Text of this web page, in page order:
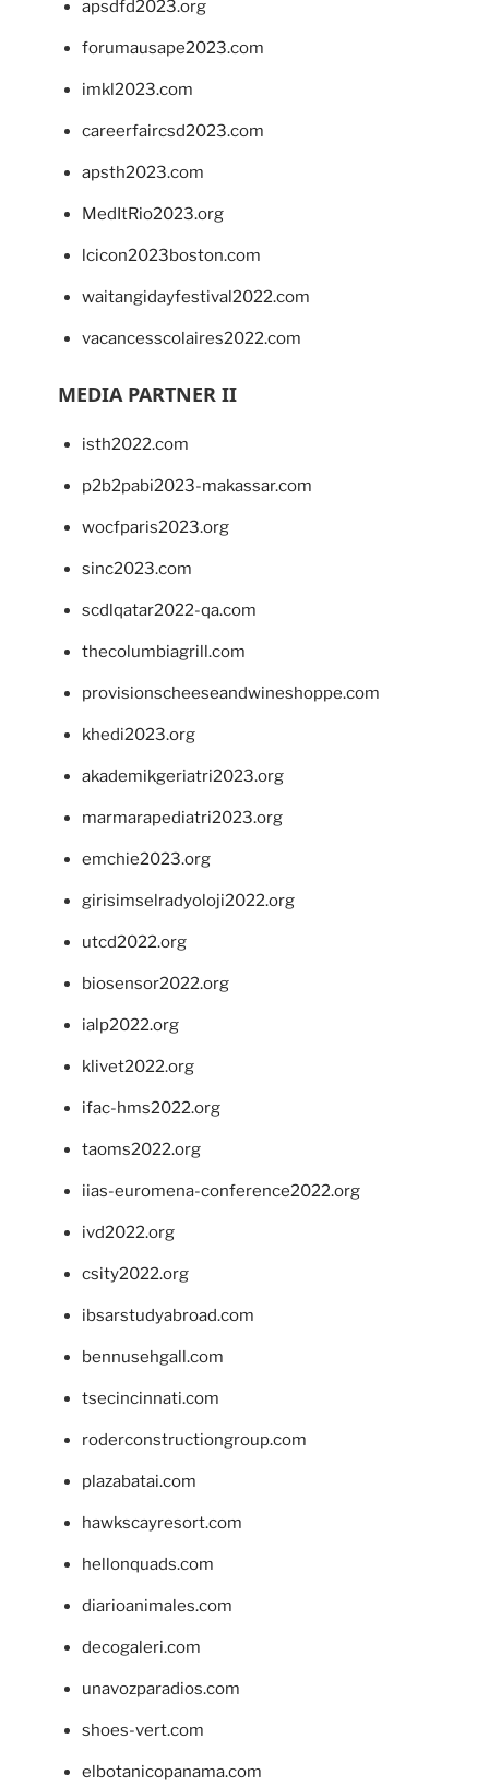
apsdfd2023.org
forumausape2023.com
imkl2023.com
careerfaircsd2023.com
apsth2023.com
MedItRio2023.org
lcicon2023boston.com
waitangidayfestival2022.com
vacancesscolaires2022.com
MEDIA PARTNER II
isth2022.com
p2b2pabi2023-makassar.com
wocfparis2023.org
sinc2023.com
scdlqatar2022-qa.com
thecolumbiagrill.com
provisionscheeseandwineshoppe.com
khedi2023.org
akademikgeriatri2023.org
marmarapediatri2023.org
emchie2023.org
girisimselradyoloji2022.org
utcd2022.org
biosensor2022.org
ialp2022.org
klivet2022.org
ifac-hms2022.org
taoms2022.org
iias-euromena-conference2022.org
ivd2022.org
csity2022.org
ibsarstudyabroad.com
bennusehgall.com
tsecincinnati.com
roderconstructiongroup.com
plazabatai.com
hawkscayresort.com
hellonquads.com
diarioanimales.com
decogaleri.com
unavozparadios.com
shoes-vert.com
elbotanicopanama.com